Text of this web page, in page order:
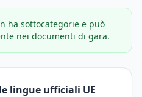
ha sottocategorie e può
nei documenti di gara.
lingue ufficiali UE